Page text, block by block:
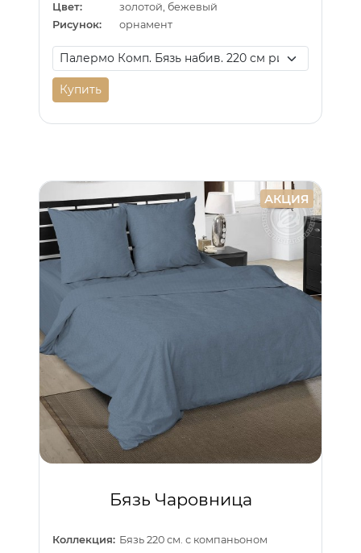
Цвет:
золотой, бежевый
Рисунок:
орнамент
Купить
АКЦИЯ
Бязь Чаровница
Коллекция: Бязь 220 см. с компаньоном